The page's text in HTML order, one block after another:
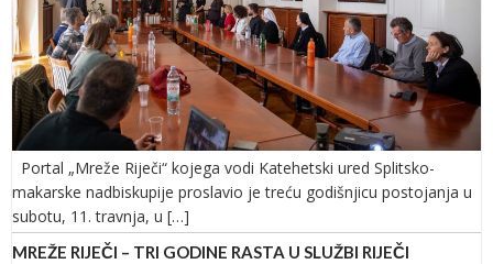
Portal „Mreže Riječi“ kojega vodi Katehetski ured Splitsko-
makarske nadbiskupije proslavio je treću godišnjicu postojanja u
subotu, 11. travnja, u […]
MREŽE RIJEČI – TRI GODINE RASTA U SLUŽBI RIJEČI